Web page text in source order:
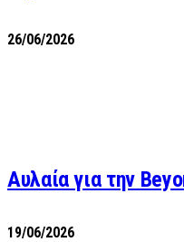
26/06/2026
Αυλαία για την
19/06/2026